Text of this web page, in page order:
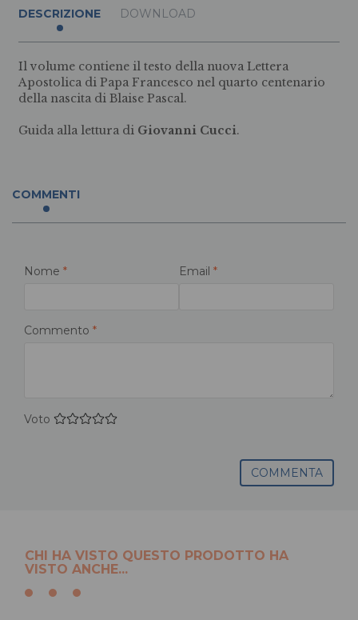
DESCRIZIONE DOWNLOAD
Il volume contiene il testo della nuova Lettera
Apostolica di Papa Francesco nel quarto centenario
della nascita di Blaise Pascal.
Guida alla lettura di Giovanni Cucci.
COMMENTI
Nome * Email *
Commento *
Voto
COMMENTA
CHI HA VISTO QUESTO PRODOTTO HA
VISTO ANCHE...